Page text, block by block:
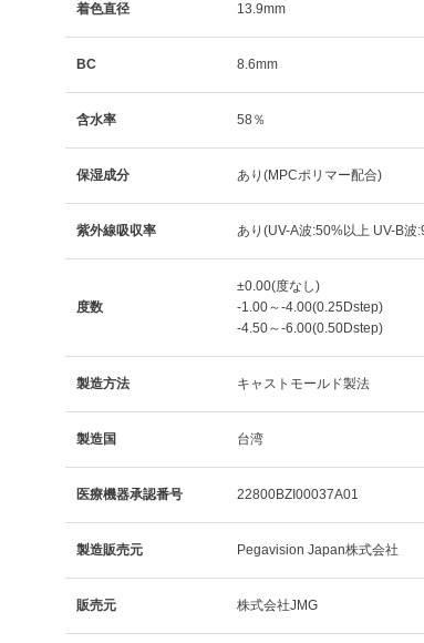
着色直径 13.9mm
BC 8.6mm
含水率 58％
保湿成分 あり(MPCポリマー配合)
紫外線吸収率 あり(UV-A波:50%以上 UV-B波
度数
±0.00(度なし)
-1.00～-4.00(0.25Dstep)
-4.50～-6.00(0.50Dstep)
製造方法 キャストモールド製法
製造国 台湾
医療機器承認番号 22800BZI00037A01
製造販売元 Pegavision Japan株式会社
販売元 株式会社JMG